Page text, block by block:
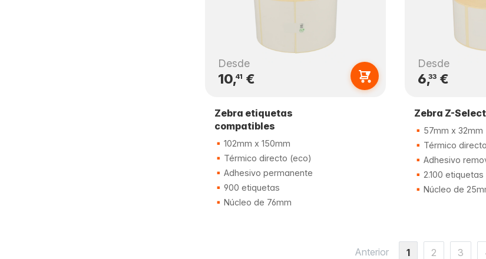
Desde
10,41 €
Zebra etiquetas
compatibles
102mm x 150mm
Térmico directo (eco)
Adhesivo permanente
900 etiquetas
Núcleo de 76mm
Desde
6,33 €
Zebra Z-
57mm x 32mm
Térmico
Adhesivo
2.100 etiquetas
Núcleo de
Anterior 1 2 3